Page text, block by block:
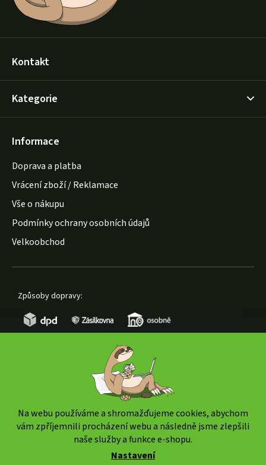
Na webu používáme a shromažďujeme cookies, abychom
vám zpříjemnili procházení webu a následně jsme zlepšili
naše služby a funkce e-shopu.
Nastavení
Kontakt
Kategorie
Informace
Doprava a platba
Vrácení zboží / Reklamace
Vše o nákupu
Podmínky ochrany osobních údajů
Velkoobchod
Způsoby dopravy: